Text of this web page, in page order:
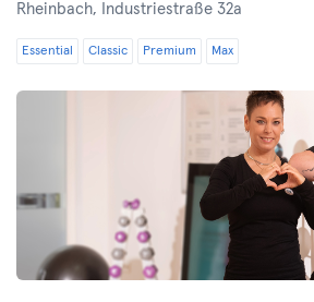
Rheinbach, Industriestraße 32a
Essential Classic Premium Max